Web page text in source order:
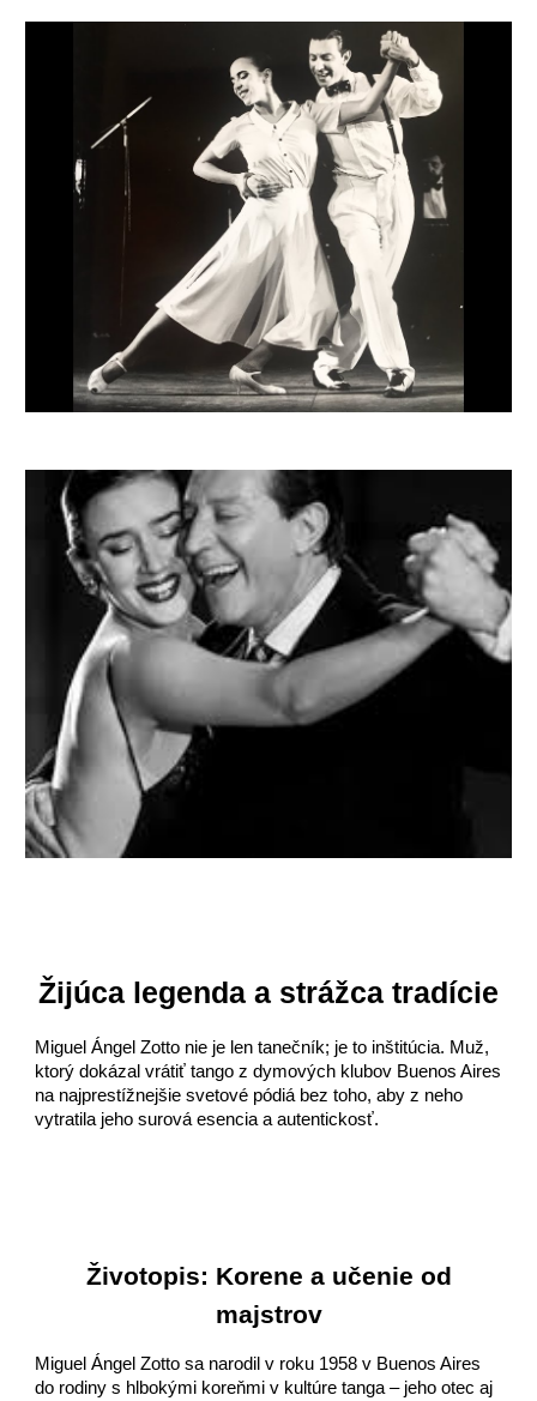
Žijúca legenda a strážca tradície
Miguel Ángel Zotto nie je len tanečník; je to inštitúcia. Muž,
ktorý dokázal vrátiť tango z dymových klubov Buenos Aires
na najprestížnejšie svetové pódiá bez toho, aby z neho
vytratila jeho surová esencia a autentickosť.
Životopis: Korene a učenie od
majstrov
Miguel Ángel Zotto sa narodil v roku 1958 v Buenos Aires
do rodiny s hlbokými koreňmi v kultúre tanga – jeho otec aj